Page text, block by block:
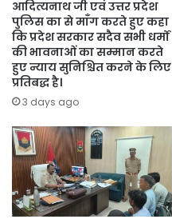
आदित्यनाथ जी एवं उत्तर प्रदेश
पुलिस का से माँग करते हुए कहा
कि प्रदेश सरकार सदैव सभी धर्मों
की भावनाओं का सम्मान करते
हुए न्याय सुनिश्चित करने के लिए
प्रतिबद्ध है।
3 days ago